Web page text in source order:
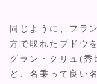
同じように、フラ
方で取れたブドウ
グラン・クリュ(
ど、名乗って良い